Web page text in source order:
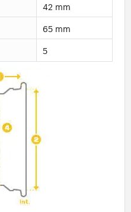
42 mm
65 mm
5